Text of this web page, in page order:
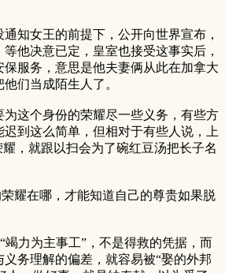
知女王的前提下，公开向世界宣布，
他决意已定，皇室也接受这事实后，
服务，意思是他夫妻俩从此在加拿大
们当成陌生人了。
这个身份的荣耀尽一些义务，有些方
到这么简单，但相对于有些人说，上
，就跟以扫会为了碗红豆汤把长子名
耀在哪，才能知道自己的尊贵如果脱
力为主事工”，不是得救的凭据，而
务理解的偏差，就容易被“娶的外邦